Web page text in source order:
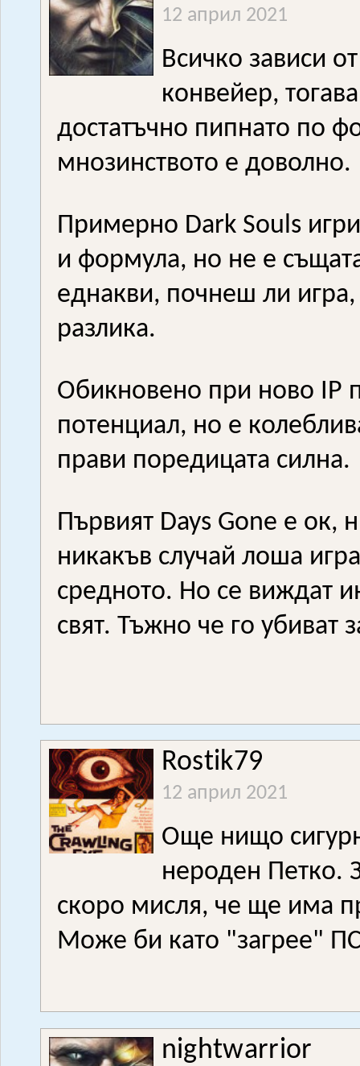
12 април 2021
Всичко зависи
конвейер,
достатъчно пипнато по
мнозинството е доволно.
Примерно Dark Souls
и формула, но не е
еднакви, почнеш ли
разлика.
Обикновено при ново IP
потенциал, но е
прави поредицата силна.
Първият Days Gone е ок,
никакъв случай лоша
средното. Но се виждат
свят. Тъжно че го убиват
Rostik79
12 април 2021
Още нищо
нероден Петко.
скоро мисля, че ще има
Може би като "загрее"
nightwarrior